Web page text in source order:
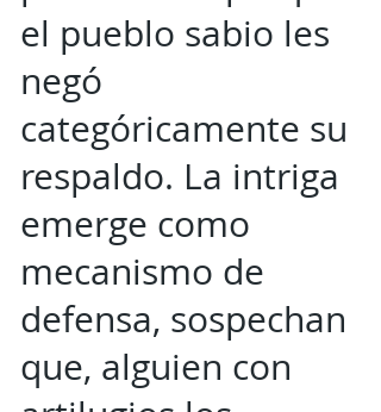
el pueblo sabio les
negó
categóricamente su
respaldo. La intriga
emerge como
mecanismo de
defensa, sospechan
que, alguien con